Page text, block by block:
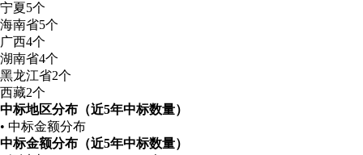
宁夏5个
海南省5个
广西4个
湖南省4个
黑龙江省2个
西藏2个
中标地区分布（近5年中标数量）
• 中标金额分布
中标金额分布（近5年中标数量）